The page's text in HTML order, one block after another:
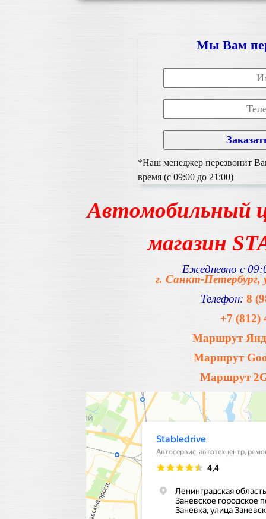
Мы Вам
*Наш менеджер перезвонит
время (с 09:00 до 21:00)
Автомобильный
магазин
Ежедневно с
г. Санкт-Петербург,
Телефон: 8
+7 (812)
Маршрут
Маршрут
Маршрут